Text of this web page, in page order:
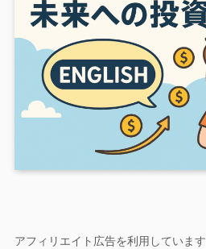
アフィリエイト広告を利用しています